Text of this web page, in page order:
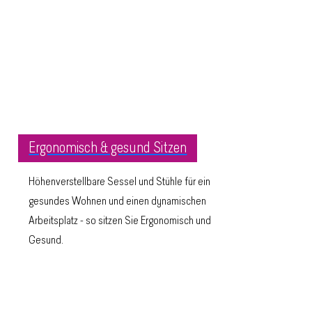
Ergonomisch & gesund Sitzen
Höhenverstellbare Sessel und Stühle für ein
gesundes Wohnen und einen dynamischen
Arbeitsplatz - so sitzen Sie Ergonomisch und
Gesund.